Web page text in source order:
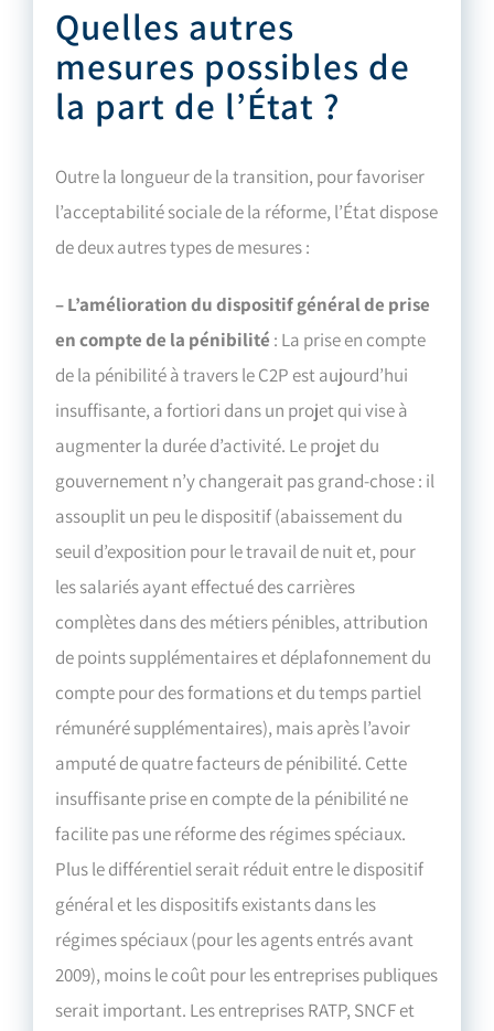
Quelles autres
mesures possibles de
la part de l’État ?
Outre la longueur de la transition, pour favoriser
l’acceptabilité sociale de la réforme, l’État dispose
de deux autres types de mesures :
– L’amélioration du dispositif général de prise
en compte de la pénibilité : La prise en compte
de la pénibilité à travers le C2P est aujourd’hui
insuffisante, a fortiori dans un projet qui vise à
augmenter la durée d’activité. Le projet du
gouvernement n’y changerait pas grand-chose : il
assouplit un peu le dispositif (abaissement du
seuil d’exposition pour le travail de nuit et, pour
les salariés ayant effectué des carrières
complètes dans des métiers pénibles, attribution
de points supplémentaires et déplafonnement du
compte pour des formations et du temps partiel
rémunéré supplémentaires), mais après l’avoir
amputé de quatre facteurs de pénibilité. Cette
insuffisante prise en compte de la pénibilité ne
facilite pas une réforme des régimes spéciaux.
Plus le différentiel serait réduit entre le dispositif
général et les dispositifs existants dans les
régimes spéciaux (pour les agents entrés avant
2009), moins le coût pour les entreprises publiques
serait important. Les entreprises RATP, SNCF et